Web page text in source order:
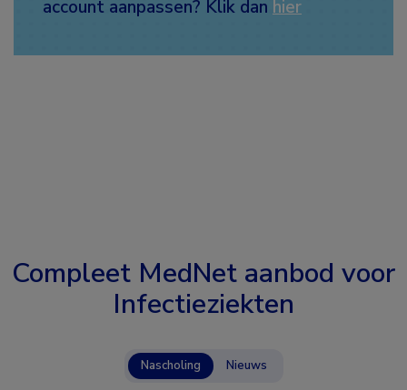
account aanpassen? Klik dan hier
Compleet MedNet aanbod voor
Infectieziekten
Nascholing Nieuws